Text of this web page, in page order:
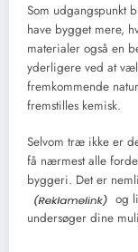
Som udgangspunkt
have bygget mere,
materialer også en
yderligere ved at
fremkommende
fremstilles kemisk.
Selvom træ ikke er
få nærmest alle
byggeri. Det er
og
undersøger dine